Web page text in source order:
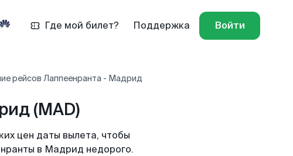
Где мой билет? Поддержка Войти
рейсов Лаппеенранта - Мадрид
(MAD)
цен даты вылета, чтобы
в Мадрид недорого.